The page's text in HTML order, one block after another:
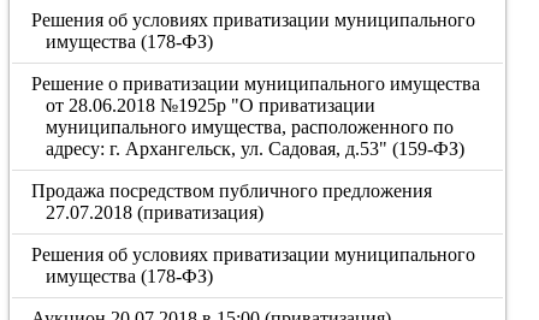
Решения об условиях приватизации муниципального
имущества (178-ФЗ)
Решение о приватизации муниципального имущества
от 28.06.2018 №1925р "О приватизации
муниципального имущества, расположенного по
адресу: г. Архангельск, ул. Садовая, д.53" (159-ФЗ)
Продажа посредством публичного предложения
27.07.2018 (приватизация)
Решения об условиях приватизации муниципального
имущества (178-ФЗ)